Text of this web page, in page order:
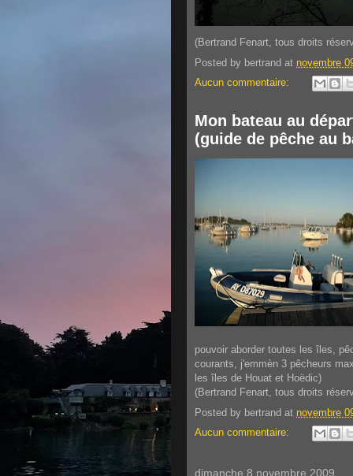
(Bertrand Fenart, tous droits
Posted by bertrand at novembre
Aucun commentaire:
Mon bateau au
(guide de pêche au
pouvoir aborder toutes les îles,
courants, j'emmèn 3 pêcheurs
les îles de Houat et Hoëdic)
(Bertrand Fenart, tous droits
Posted by bertrand at novembre
Aucun commentaire:
dimanche 8 novembre 2009